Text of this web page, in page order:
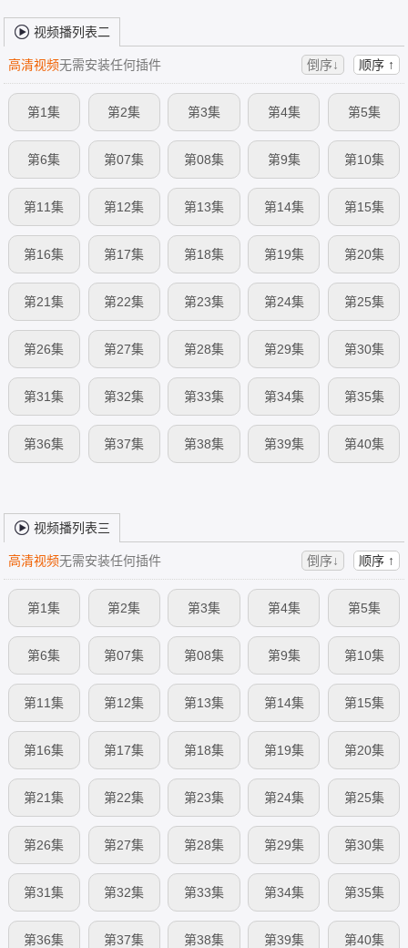
视频播列表二
高清视频无需安装任何插件 倒序↓ 顺序 ↑
第1集 第2集 第3集 第4集 第5集
第6集 第07集 第08集 第9集 第10集
第11集 第12集 第13集 第14集 第15集
第16集 第17集 第18集 第19集 第20集
第21集 第22集 第23集 第24集 第25集
第26集 第27集 第28集 第29集 第30集
第31集 第32集 第33集 第34集 第35集
第36集 第37集 第38集 第39集 第40集
视频播列表三
高清视频无需安装任何插件 倒序↓ 顺序 ↑
第1集 第2集 第3集 第4集 第5集
第6集 第07集 第08集 第9集 第10集
第11集 第12集 第13集 第14集 第15集
第16集 第17集 第18集 第19集 第20集
第21集 第22集 第23集 第24集 第25集
第26集 第27集 第28集 第29集 第30集
第31集 第32集 第33集 第34集 第35集
第36集 第37集 第38集 第39集 第40集